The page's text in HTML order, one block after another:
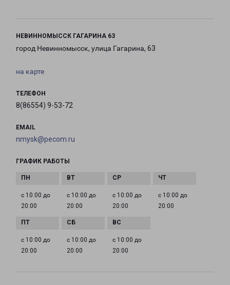
НЕВИННОМЫССК ГАГАРИНА 63
город Невинномысск, улица Гагарина, 63
на карте
ТЕЛЕФОН
8(86554) 9-53-72
EMAIL
nmysk@pecom.ru
ГРАФИК РАБОТЫ
с 10:00 до
20:00
с 10:00 до
20:00
с 10:00 до
20:00
с 10:00 до
20:00
с 10:00 до
20:00
с 10:00 до
20:00
с 10:00 до
20:00